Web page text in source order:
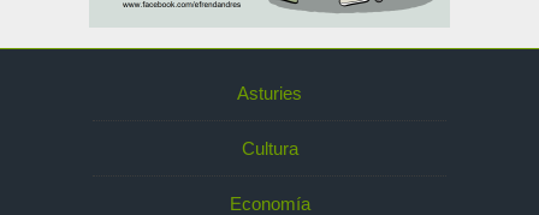
Asturies
Cultura
Economía